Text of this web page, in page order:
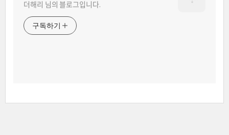
더해리 님의 블로그입니다.
구독하기